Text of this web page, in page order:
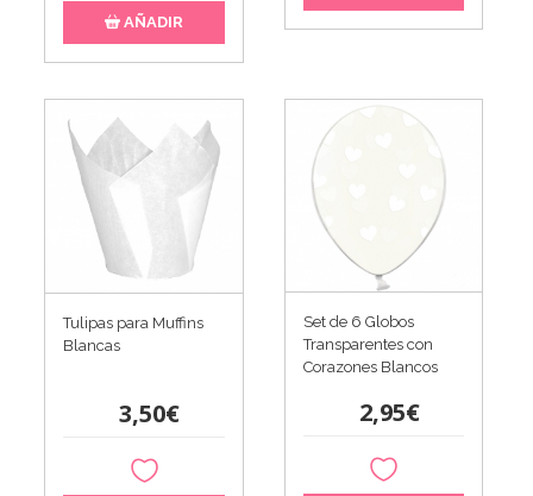
AÑADIR
Tulipas para Muffins
Blancas
3,50€
Set de 6 Globos
Transparentes con
Corazones Blancos
2,95€